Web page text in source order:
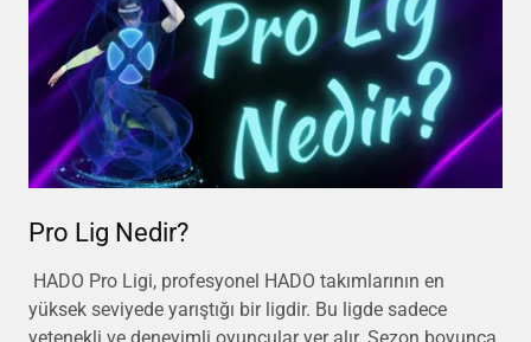
Pro Lig Nedir?
HADO Pro Ligi, profesyonel HADO takımlarının en
yüksek seviyede yarıştığı bir ligdir. Bu ligde sadece